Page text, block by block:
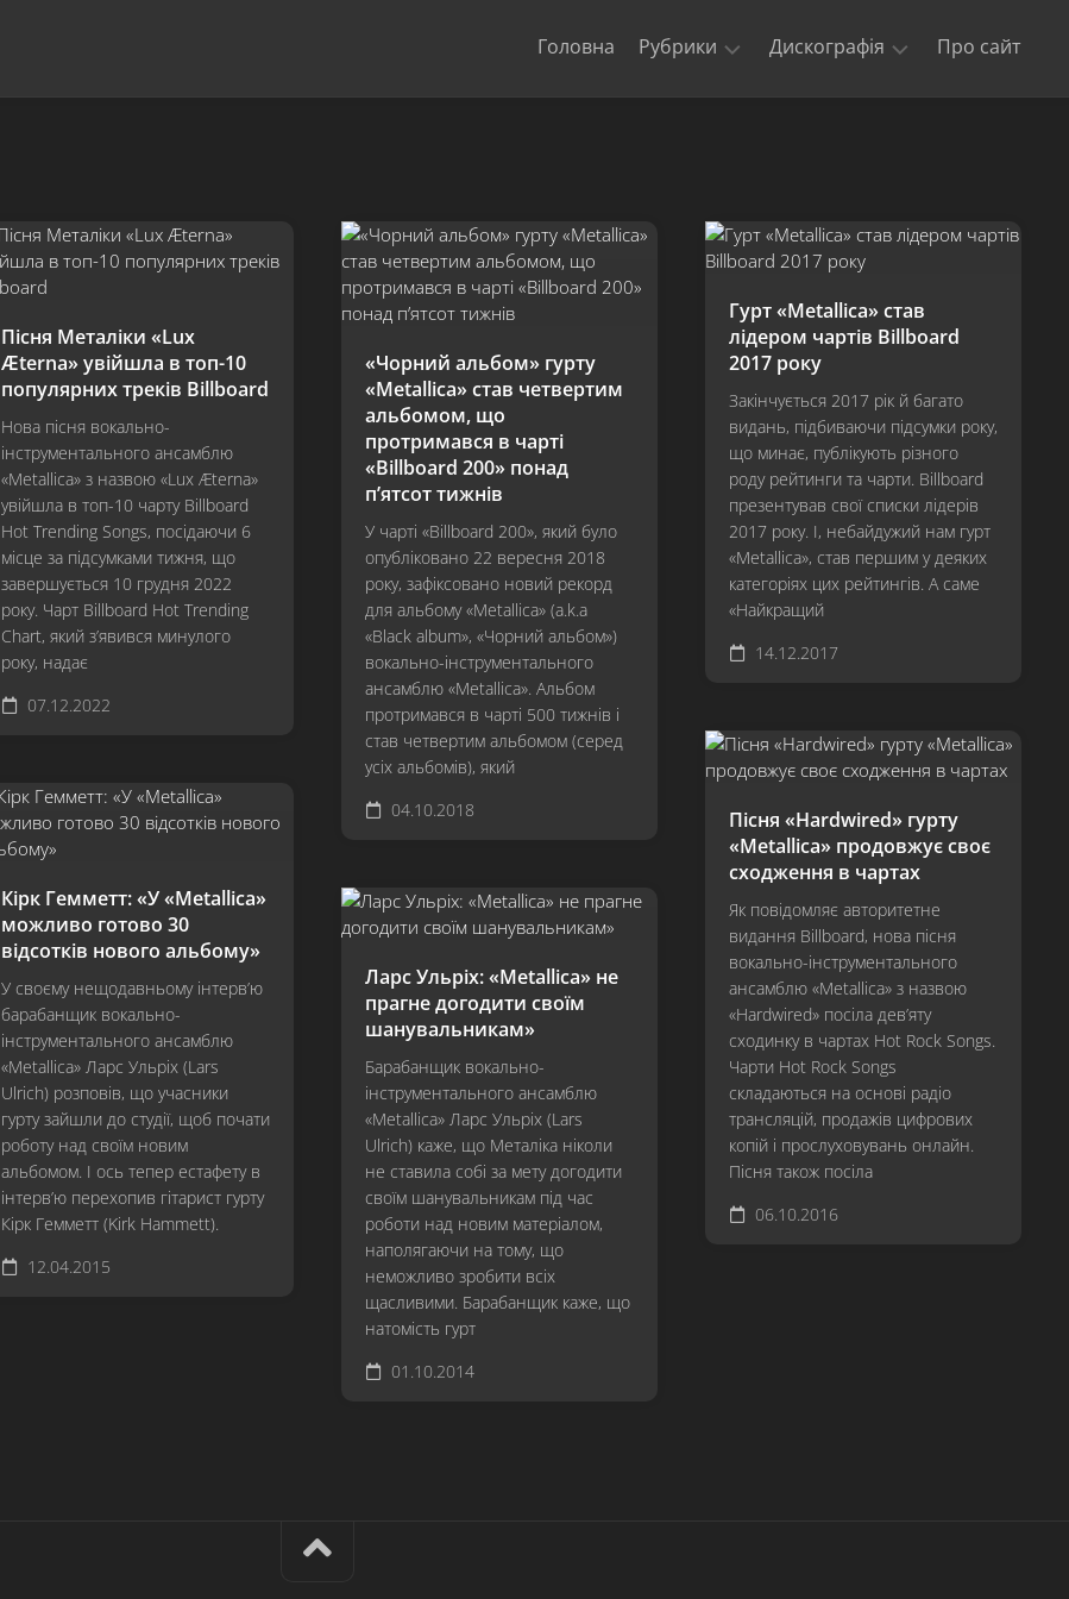
Головна Рубрики
Офіційні
Концерти
Metallica
Дискографія
The
Lightning
Master
of
Puppets
$5.98
E.P.
–
Garage
Days
Re-
Revisited
…
And
Justice
For
Metallica
Load
ReLoad
Garage
Inc.
S&M
St.
Anger
Death
Magnetic
Hardwired…
To
Self-
Destruct
Про сайт
Пісня Металіки «Lux
Æterna» увійшла в топ-10
популярних треків Billboard
Нова пісня вокально-
інструментального ансамблю
«Metallica» з назвою «Lux Æterna»
увійшла в топ-10 чарту Billboard
Hot Trending Songs, посідаючи 6
місце за підсумками тижня, що
завершується 10 грудня 2022
року. Чарт Billboard Hot Trending
Chart, який з’явився минулого
року, надає
07.12.2022
«Чорний альбом» гурту
«Metallica» став четвертим
альбомом, що
протримався в чарті
«Billboard 200» понад
п’ятсот тижнів
У чарті «Billboard 200», який було
опубліковано 22 вересня 2018
року, зафіксовано новий рекорд
для альбому «Metallica» (a.k.a
«Black album», «Чорний альбом»)
вокально-інструментального
ансамблю «Metallica». Альбом
протримався в чарті 500 тижнів і
став четвертим альбомом (серед
усіх альбомів), який
04.10.2018
Гурт «Metallica» став
лідером чартів Billboard
2017 року
Закінчується 2017 рік й багато
видань, підбиваючи підсумки року,
що минає, публікують різного
роду рейтинги та чарти. Billboard
презентував свої списки лідерів
2017 року. І, небайдужий нам гурт
«Metallica», став першим у деяких
категоріях цих рейтингів. А саме
«Найкращий
14.12.2017
Пісня «Hardwired» гурту
«Metallica» продовжує своє
сходження в чартах
Як повідомляє авторитетне
видання Billboard, нова пісня
вокально-інструментального
ансамблю «Metallica» з назвою
«Hardwired» посіла дев’яту
сходинку в чартах Hot Rock Songs.
Чарти Hot Rock Songs
складаються на основі радіо
трансляцій, продажів цифрових
копій і прослуховувань онлайн.
Пісня також посіла
06.10.2016
Кірк Гемметт: «У «Metallica»
можливо готово 30
відсотків нового альбому»
У своєму нещодавньому інтерв’ю
барабанщик вокально-
інструментального ансамблю
«Metallica» Ларс Ульріх (Lars
Ulrich) розповів, що учасники
гурту зайшли до студії, щоб почати
роботу над своїм новим
альбомом. І ось тепер естафету в
інтерв’ю перехопив гітарист гурту
Кірк Гемметт (Kirk Hammett).
12.04.2015
Ларс Ульріх: «Metallica» не
прагне догодити своїм
шанувальникам»
Барабанщик вокально-
інструментального ансамблю
«Metallica» Ларс Ульріх (Lars
Ulrich) каже, що Металіка ніколи
не ставила собі за мету догодити
своїм шанувальникам під час
роботи над новим матеріалом,
наполягаючи на тому, що
неможливо зробити всіх
щасливими. Барабанщик каже, що
натомість гурт
01.10.2014